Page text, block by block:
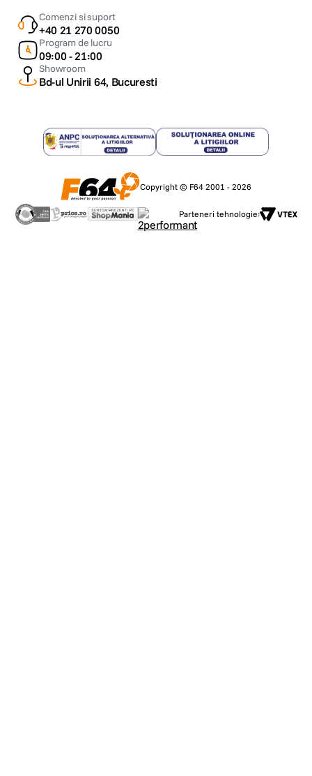
Comenzi si suport
+40 21 270 0050
Program de lucru
09:00 - 21:00
Showroom
Bd-ul Unirii 64, Bucuresti
Copyright © F64 2001 - 2026
Parteneri tehnologie: